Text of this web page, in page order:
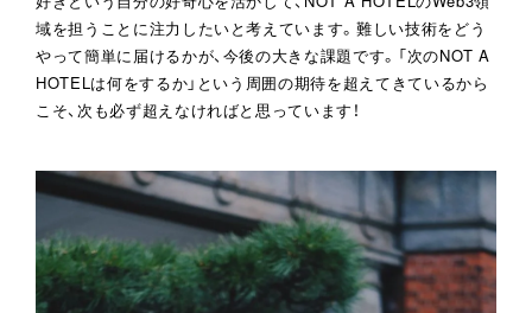
域を担うことに注力したいと考えています。難しい技術をどう
やって簡単に届けるかが、今後の大きな課題です。「次のNOT A
HOTELは何をするか」という周囲の期待を超えてきているから
こそ、次も必ず超えなければと思っています！